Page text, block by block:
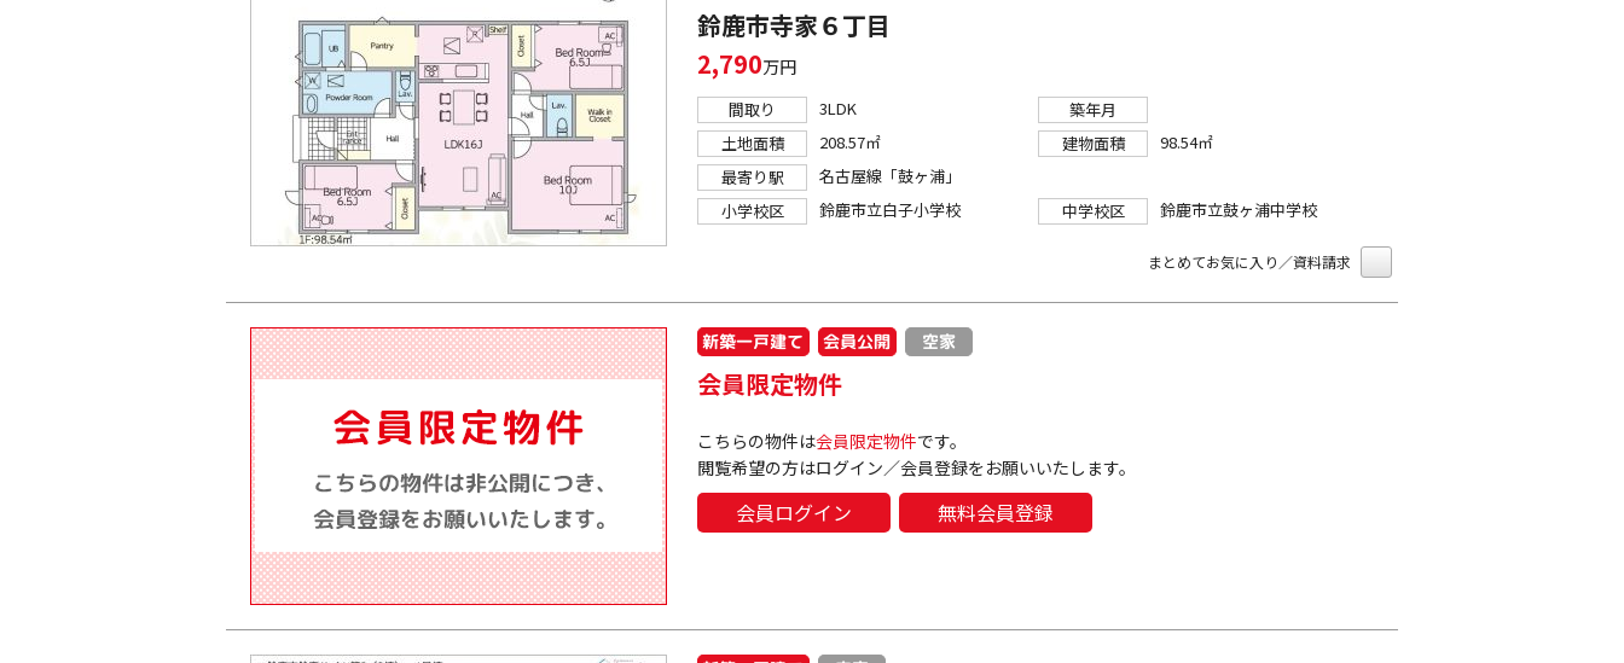
鈴鹿市寺家６丁目
2,790万円
間取り 3LDK
築年月
土地面積
208.57㎡ 建物面積
98.54㎡
最寄り駅
名古屋線「鼓ヶ浦」
小学校区
鈴鹿市立白子小学校 中学校区 鈴鹿市立鼓ヶ浦中学校
まとめてお気に入り／資料請求
新築一戸建て 会員公開 空家
会員限定物件
こちらの物件は会員限定物件です。
閲覧希望の方はログイン／会員登録をお願いいたします。
会員ログイン 無料会員登録